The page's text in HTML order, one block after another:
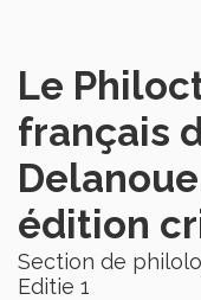
Le
français
édition
Section de
Editie 1